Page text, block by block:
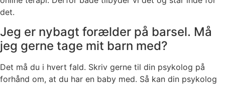
det.
Jeg er nybagt forælder på barsel. Må
jeg gerne tage mit barn med?
Det må du i hvert fald. Skriv gerne til din psykolog på
forhånd om, at du har en baby med. Så kan din psykolog